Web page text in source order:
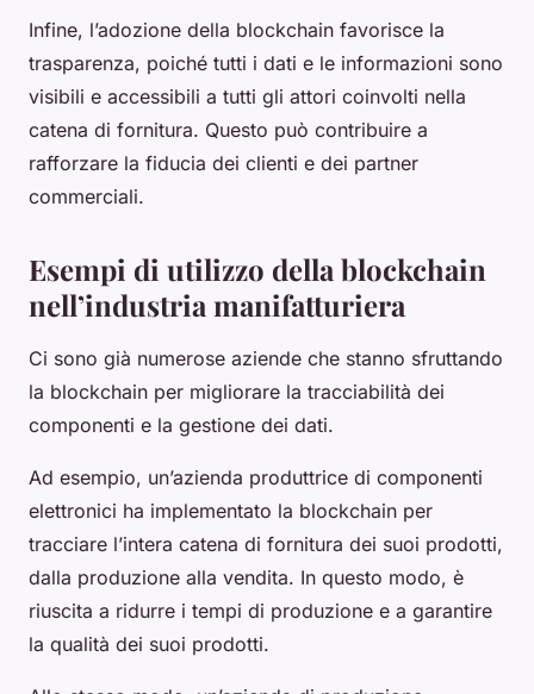
Infine, l’adozione della blockchain favorisce la
trasparenza, poiché tutti i dati e le informazioni sono
visibili e accessibili a tutti gli attori coinvolti nella
catena di fornitura. Questo può contribuire a
rafforzare la fiducia dei clienti e dei partner
commerciali.
Esempi di utilizzo della blockchain
nell’industria manifatturiera
Ci sono già numerose aziende che stanno sfruttando
la blockchain per migliorare la tracciabilità dei
componenti e la gestione dei dati.
Ad esempio, un’azienda produttrice di componenti
elettronici ha implementato la blockchain per
tracciare l’intera catena di fornitura dei suoi prodotti,
dalla produzione alla vendita. In questo modo, è
riuscita a ridurre i tempi di produzione e a garantire
la qualità dei suoi prodotti.